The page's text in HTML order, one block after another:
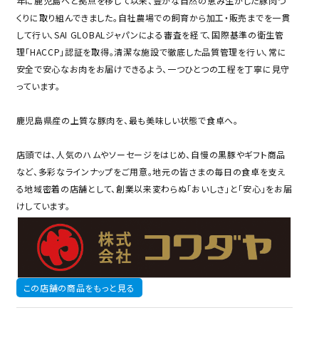
くりに取り組んできました。自社農場での飼育から加工・販売までを一貫
して行い、SAI GLOBALジャパンによる審査を経て、国際基準の衛生管
理「HACCP」認証を取得。清潔な施設で徹底した品質管理を行い、常に
安全で安心なお肉をお届けできるよう、一つひとつの工程を丁寧に見守
っています。
鹿児島県産の上質な豚肉を、最も美味しい状態で食卓へ。
店頭では、人気のハムやソーセージをはじめ、自慢の黒豚やギフト商品
など、多彩なラインナップをご用意。地元の皆さまの毎日の食卓を支え
る地域密着の店舗として、創業以来変わらぬ「おいしさ」と「安心」をお届
けしています。
この店舗の商品をもっと見る